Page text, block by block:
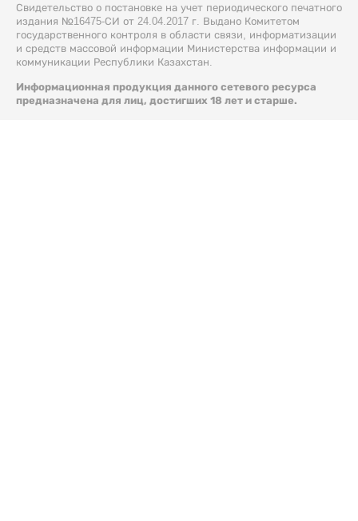
Свидетельство о постановке на учет периодического печатного
издания №16475-СИ от 24.04.2017 г. Выдано Комитетом
государственного контроля в области связи, информатизации
и средств массовой информации Министерства информации и
коммуникации Республики Казахстан.
Информационная продукция данного сетевого ресурса
предназначена для лиц, достигших 18 лет и старше.